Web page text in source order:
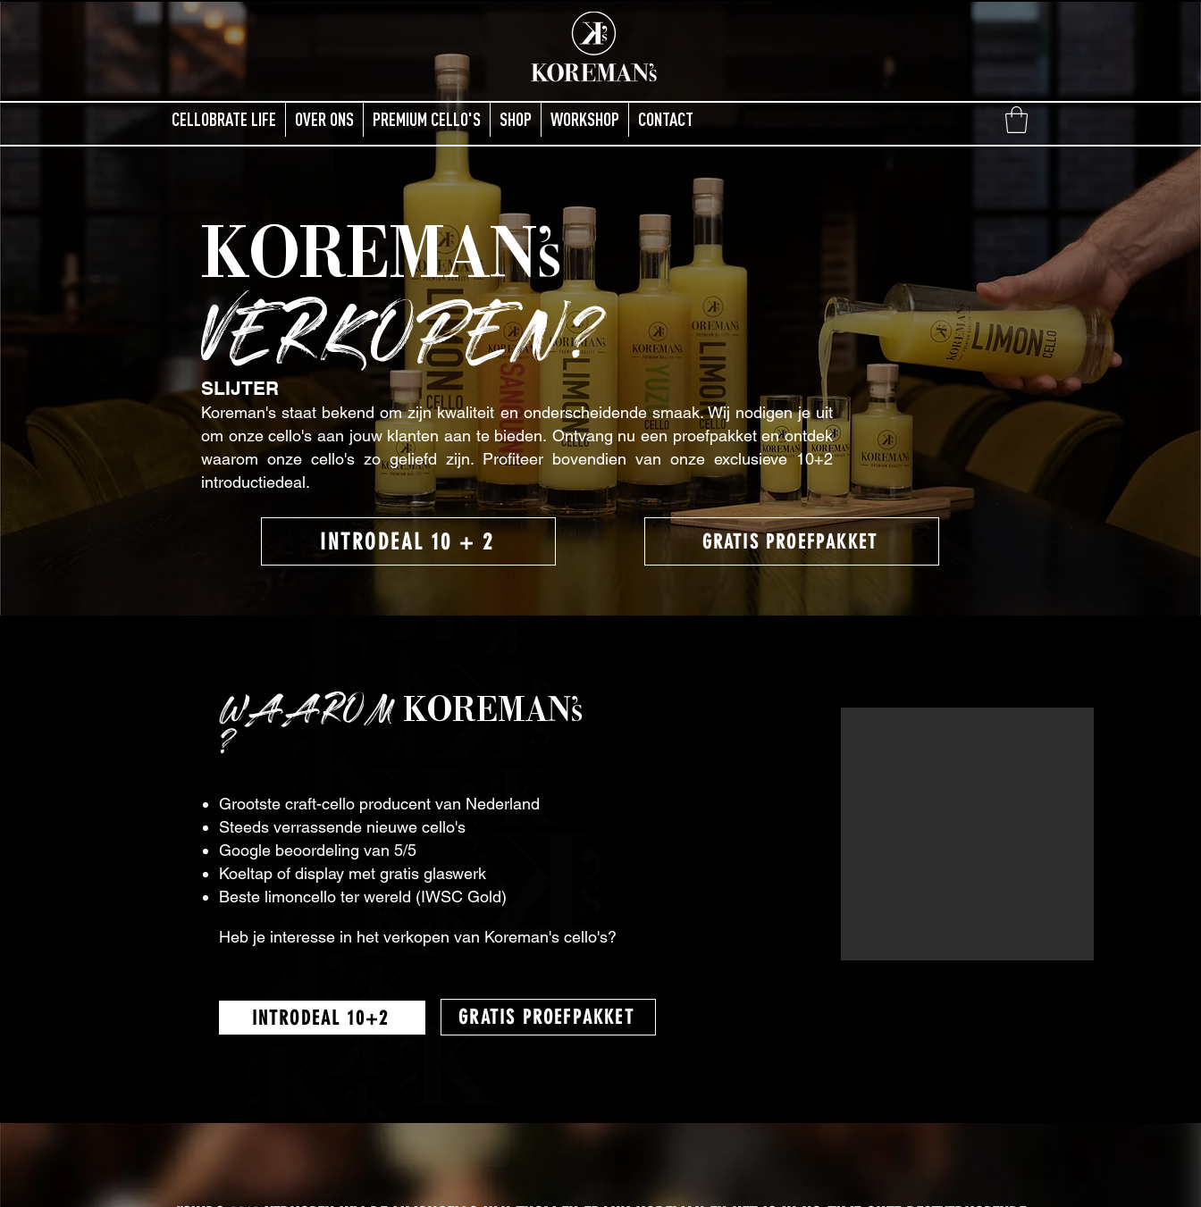
CELLOBRATE LIFE OVER ONS PREMIUM CELLO'S SHOP WORKSHOP CONTACT
KOREMAN
VERKOPEN?
SLIJTER
Koreman's staat bekend om zijn kwaliteit en onderscheidende smaak.Wij nodigen je uit
om onze cello's aan jouw klanten aan te bieden. Ontvang nu een proefpakket en ontdek
waarom onze cello's zo geliefd zijn. Profiteer bovendien van onze exclusieve 10+2
introductiedeal.
INTRODEAL 10 + 2 GRATIS PROEFPAKKET
WAAROM KOREMAN
?
Grootste craft-cello producent van Nederland
Steeds verrassende nieuwe cello's
Google beoordeling van 5/5
Koeltap of display met gratis glaswerk
Beste limoncello ter wereld (IWSC Gold)
Heb je interesse in het verkopen van Koreman's cello's?
INTRODEAL 10+2 GRATIS PROEFPAKKET